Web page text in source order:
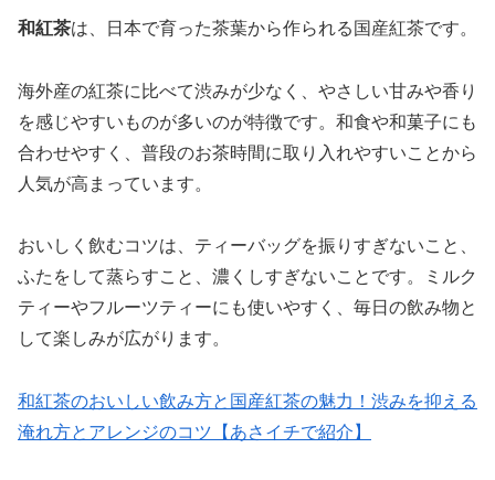
和紅茶は、日本で育った茶葉から作られる国産紅茶です。
海外産の紅茶に比べて渋みが少なく、やさしい甘みや香り
を感じやすいものが多いのが特徴です。和食や和菓子にも
合わせやすく、普段のお茶時間に取り入れやすいことから
人気が高まっています。
おいしく飲むコツは、ティーバッグを振りすぎないこと、
ふたをして蒸らすこと、濃くしすぎないことです。ミルク
ティーやフルーツティーにも使いやすく、毎日の飲み物と
して楽しみが広がります。
和紅茶のおいしい飲み方と国産紅茶の魅力！渋みを抑える
淹れ方とアレンジのコツ【あさイチで紹介】